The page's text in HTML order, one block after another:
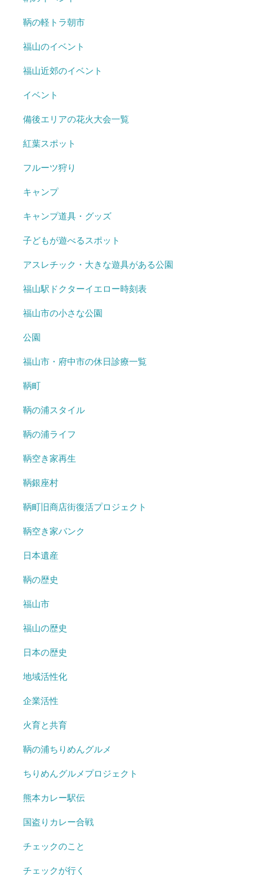
鞆の軽トラ朝市
福山のイベント
福山近郊のイベント
イベント
備後エリアの花火大会一覧
紅葉スポット
フルーツ狩り
キャンプ
キャンプ道具・グッズ
子どもが遊べるスポット
アスレチック・大きな遊具がある公園
福山駅ドクターイエロー時刻表
福山市の小さな公園
公園
福山市・府中市の休日診療一覧
鞆町
鞆の浦スタイル
鞆の浦ライフ
鞆空き家再生
鞆銀座村
鞆町旧商店街復活プロジェクト
鞆空き家バンク
日本遺産
鞆の歴史
福山市
福山の歴史
日本の歴史
地域活性化
企業活性
火育と共育
鞆の浦ちりめんグルメ
ちりめんグルメプロジェクト
熊本カレー駅伝
国盗りカレー合戦
チェックのこと
チェックが行く